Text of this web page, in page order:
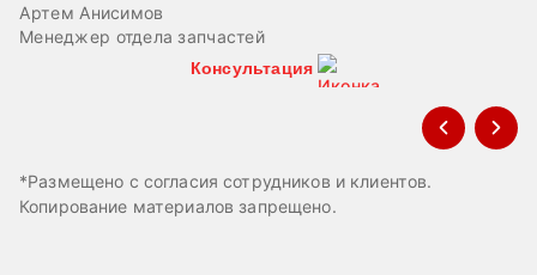
Артем Анисимов
Менеджер отдела запчастей
Консультация
*Размещено с согласия сотрудников и клиентов.
Копирование материалов запрещено.